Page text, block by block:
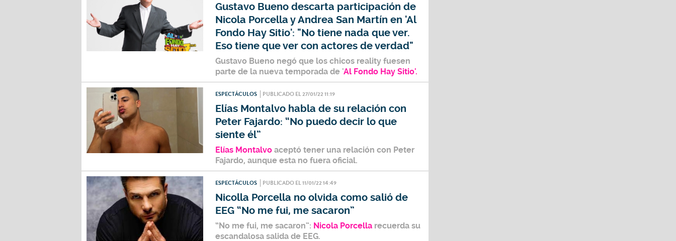
Gustavo Bueno descarta participación de
Nicola Porcella y Andrea San Martín en 'Al
Fondo Hay Sitio': "No tiene nada que ver.
Eso tiene que ver con actores de verdad"
Gustavo Bueno negó que los chicos reality fuesen
parte de la nueva temporada de 'Al Fondo Hay Sitio'.
ESPECTÁCULOS PUBLICADO EL 27/01/22 11:19
Elías Montalvo habla de su relación con
Peter Fajardo: “No puedo decir lo que
siente él”
Elías Montalvo aceptó tener una relación con Peter
Fajardo, aunque esta no fuera oficial.
ESPECTÁCULOS PUBLICADO EL 11/01/22 14:49
Nicolla Porcella no olvida como salió de
EEG “No me fui, me sacaron”
“No me fui, me sacaron”: Nicola Porcella recuerda su
escandalosa salida de EEG.